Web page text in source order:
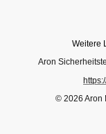
Weitere
Aron
© 2026 Aron